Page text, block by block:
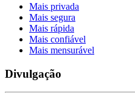
Mais privada
Mais segura
Mais rápida
Mais confiável
Mais mensurável
Divulgação